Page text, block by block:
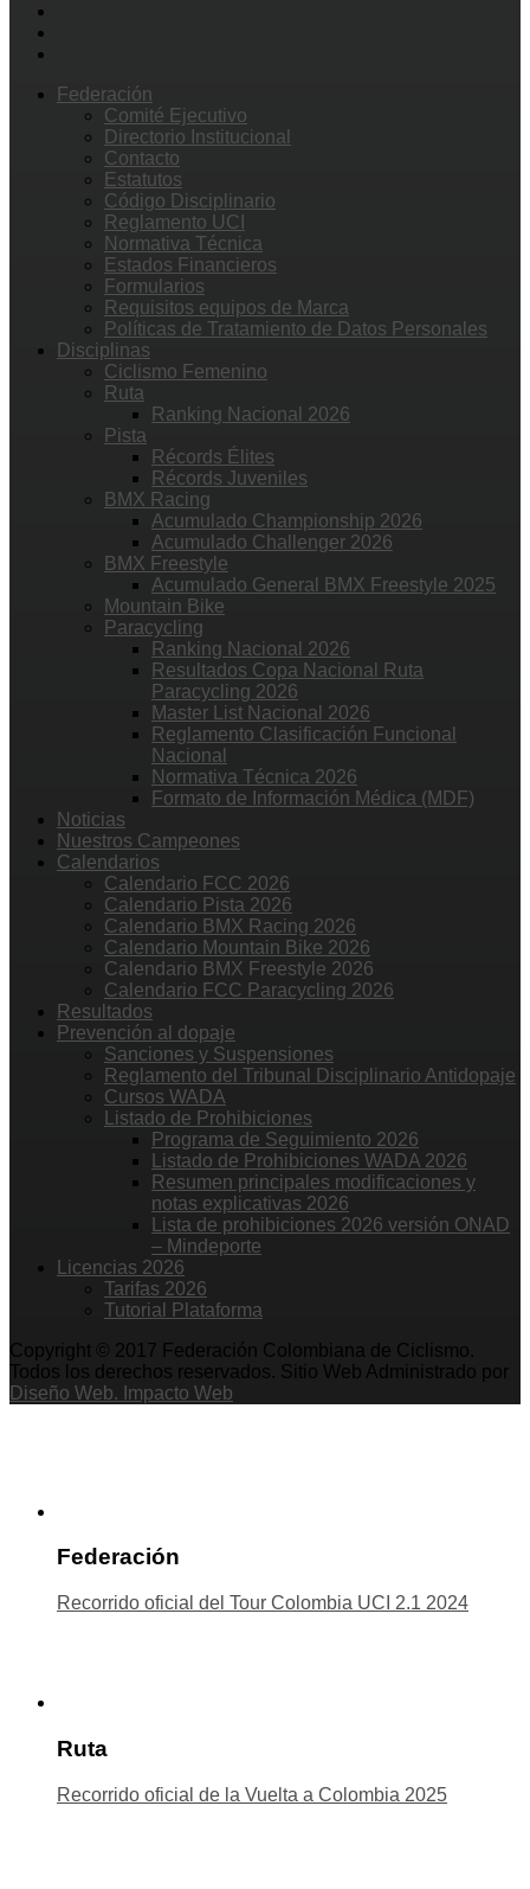
Federación
Comité Ejecutivo
Directorio Institucional
Contacto
Estatutos
Código Disciplinario
Reglamento UCI
Normativa Técnica
Estados Financieros
Formularios
Requisitos equipos de Marca
Políticas de Tratamiento de Datos Personales
Disciplinas
Ciclismo Femenino
Ruta
Ranking Nacional 2026
Pista
Récords Élites
Récords Juveniles
BMX Racing
Acumulado Championship 2026
Acumulado Challenger 2026
BMX Freestyle
Acumulado General BMX Freestyle 2025
Mountain Bike
Paracycling
Ranking Nacional 2026
Resultados Copa Nacional Ruta
Paracycling 2026
Master List Nacional 2026
Reglamento Clasificación Funcional
Nacional
Normativa Técnica 2026
Formato de Información Médica (MDF)
Noticias
Nuestros Campeones
Calendarios
Calendario FCC 2026
Calendario Pista 2026
Calendario BMX Racing 2026
Calendario Mountain Bike 2026
Calendario BMX Freestyle 2026
Calendario FCC Paracycling 2026
Resultados
Prevención al dopaje
Sanciones y Suspensiones
Reglamento del Tribunal Disciplinario Antidopaje
Cursos WADA
Listado de Prohibiciones
Programa de Seguimiento 2026
Listado de Prohibiciones WADA 2026
Resumen principales modificaciones y
notas explicativas 2026
Lista de prohibiciones 2026 versión ONAD
– Mindeporte
Licencias 2026
Tarifas 2026
Tutorial Plataforma
Copyright © 2017 Federación Colombiana de Ciclismo.
Todos los derechos reservados. Sitio Web Administrado por
Diseño Web. Impacto Web
Federación
Recorrido oficial del Tour Colombia UCI 2.1 2024
Ruta
Recorrido oficial de la Vuelta a Colombia 2025